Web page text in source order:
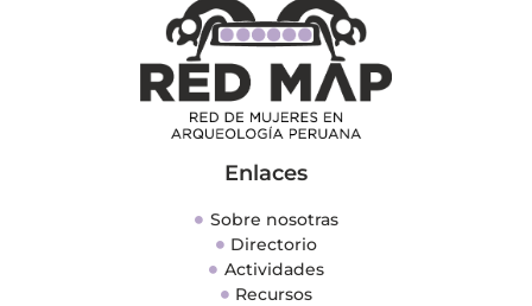
Enlaces
Sobre nosotras
Directorio
Actividades
Recursos